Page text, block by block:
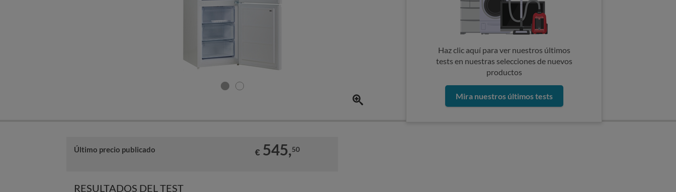
Haz clic aquí para ver nuestros últimos
tests en nuestras selecciones de nuevos
productos
Mira nuestros últimos tests
Último precio publicado € 545,50
RESULTADOS DEL TEST